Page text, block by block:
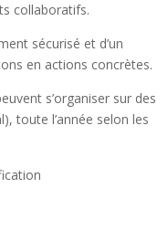
collaboratifs.
sécurisé et d’un
en actions concrètes.
s’organiser sur des
toute l’année selon les